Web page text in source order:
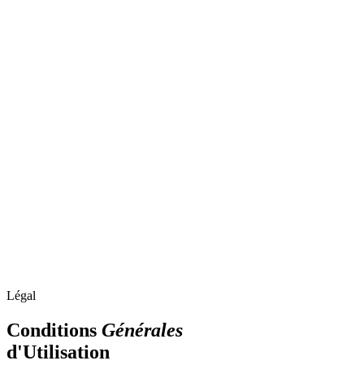
Légal
Conditions Générales
d'Utilisation